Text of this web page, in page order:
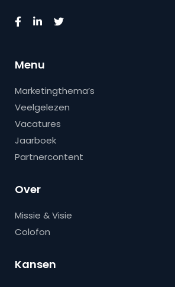
Menu
Marketingthema’s
Veelgelezen
Vacatures
Jaarboek
Partnercontent
Over
Missie & Visie
Colofon
Kansen